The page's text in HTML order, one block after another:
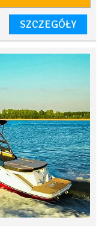
SZCZEGÓŁY